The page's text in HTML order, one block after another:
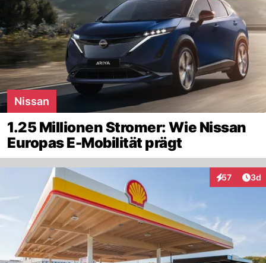
Nissan
1.25 Millionen Stromer: Wie Nissan
Europas E-Mobilität prägt
57
Interaktionen
3d